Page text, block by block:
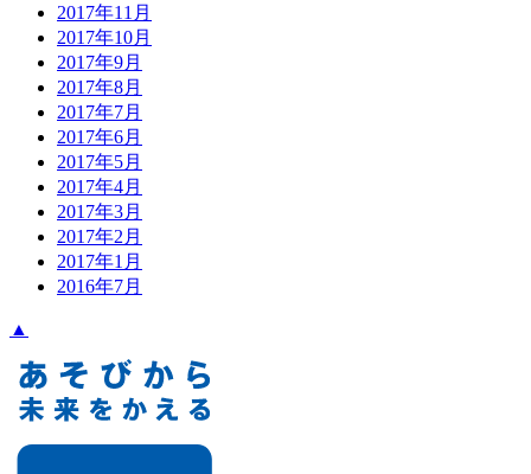
2017年11月
2017年10月
2017年9月
2017年8月
2017年7月
2017年6月
2017年5月
2017年4月
2017年3月
2017年2月
2017年1月
2016年7月
▲